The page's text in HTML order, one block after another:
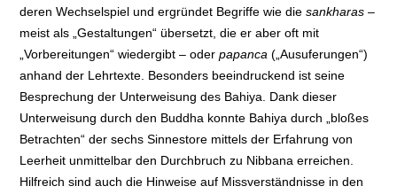
deren Wechselspiel und ergründet Begriffe wie diesankharas–
meist als „Gestaltungen“ übersetzt, die er aber oft mit
„Vorbereitungen“ wiedergibt – oderpapanca(„Ausuferungen“)
anhand der Lehrtexte. Besonders beeindruckend ist seine
Besprechung der Unterweisung des Bahiya. Dank dieser
Unterweisung durch den Buddha konnte Bahiya durch „bloßes
Betrachten“ der sechs Sinnestore mittels der Erfahrung von
Leerheit unmittelbar den Durchbruch zu Nibbana erreichen.
Hilfreich sind auch die Hinweise auf Missverständnisse in den